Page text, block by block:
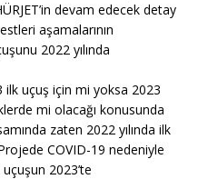
devam edecek detay
aşamalarının
2022 yılında
ilk uçuş için mi yoksa 2023
mi olacağı konusunda
zaten 2022 yılında ilk
COVID-19 nedeniyle
2023’te